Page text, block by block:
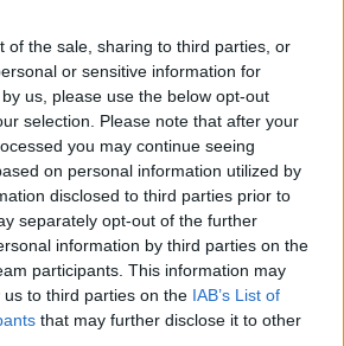
of the sale, sharing to third parties, or
or sensitive information for
us, please use the below opt-out
selection. Please note that after your
you may continue seeing
on personal information utilized by
disclosed to third parties prior to
separately opt-out of the further
information by third parties on the
participants. This information may
to third parties on the IAB’s List of
that may further disclose it to other